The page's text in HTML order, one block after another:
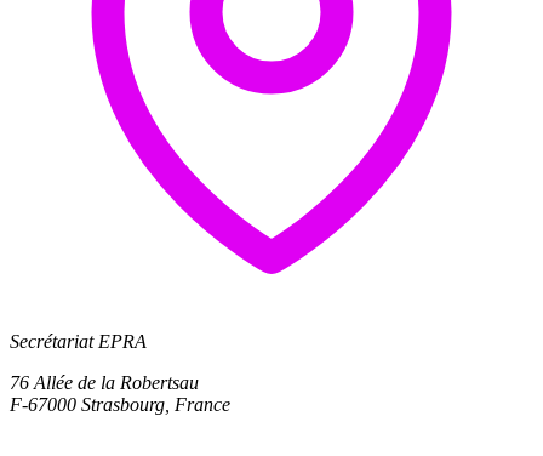
Secrétariat EPRA
76 Allée de la Robertsau
F-67000 Strasbourg, France